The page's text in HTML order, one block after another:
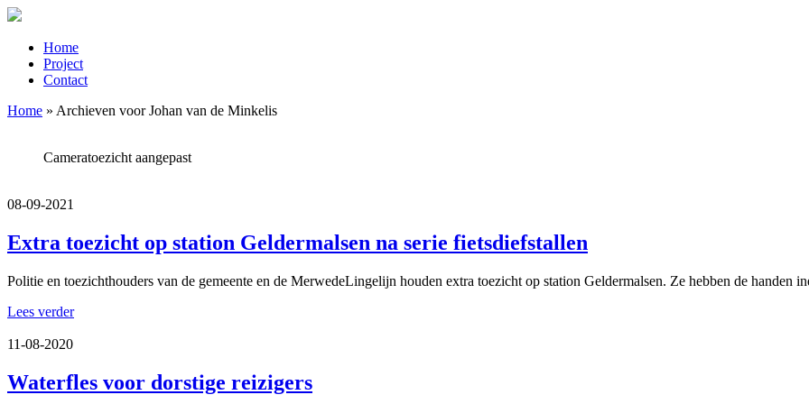
Home
Project
Contact
Home » Archieven voor Johan van de Minkelis
Cameratoezicht aangepast
08-09-2021
Extra toezicht op station Geldermalsen na serie fietsdiefstallen
Politie en toezichthouders van de gemeente en de MerwedeLingelijn houden extra toezicht op station Geldermalsen. Ze hebben de handen
Lees verder
11-08-2020
Waterfles voor dorstige reizigers